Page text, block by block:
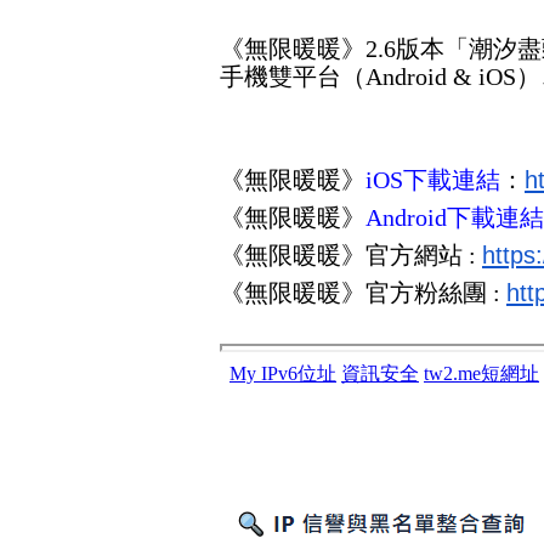
《無限暖暖》 2.6版本「潮汐
手機雙平台（ Android & iOS
《無限暖暖》 iOS下載連結 ：
《無限暖暖》 Android下載連結
《無限暖暖》官方網站 :
《無限暖暖》官方粉絲團 :